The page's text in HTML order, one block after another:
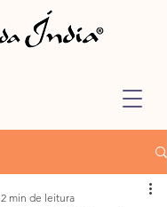
2 min de leitura